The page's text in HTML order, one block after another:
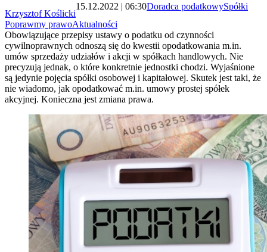
Krzysztof Koślicki
15.12.2022 | 06:30Doradca podatkowySpółki
Poprawmy prawoAktualności
Obowiązujące przepisy ustawy o podatku od czynności
cywilnoprawnych odnoszą się do kwestii opodatkowania m.in.
umów sprzedaży udziałów i akcji w spółkach handlowych. Nie
precyzują jednak, o które konkretnie jednostki chodzi. Wyjaśnione
są jedynie pojęcia spółki osobowej i kapitałowej. Skutek jest taki, że
nie wiadomo, jak opodatkować m.in. umowy prostej spółek
akcyjnej. Konieczna jest zmiana prawa.